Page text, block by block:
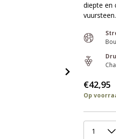
diepte en
€42,95
Op